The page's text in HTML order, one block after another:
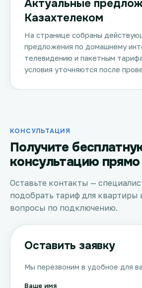
Актуальные
Казахтелеком
На странице собраны
предложения по домашнему
телевидению и пакетным
условия уточняются после
КОНСУЛЬТАЦИЯ
Получите
консультацию прямо
Оставьте контакты —
подобрать тариф для квартиры
вопросы по подключению.
Оставить заявку
Мы перезвоним в удобное для
Ваше имя